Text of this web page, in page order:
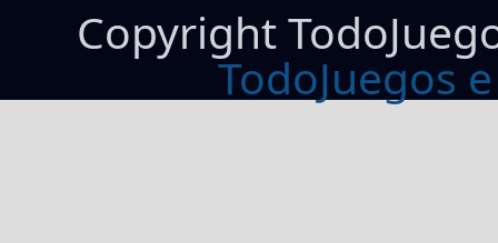
Copyright
TodoJuegos